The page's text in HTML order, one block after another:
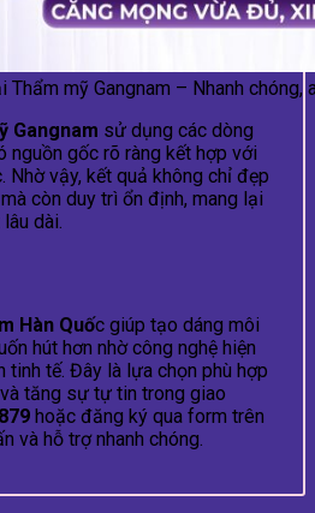
mỹ Gangnam – Nhanh chóng,
Gangnam sử dụng các dòng
nguồn gốc rõ ràng kết hợp với
Nhờ vậy, kết quả không chỉ đẹp
còn duy trì ổn định, mang lại
dài.
Hàn Quốc giúp tạo dáng môi
hút hơn nhờ công nghệ hiện
tinh tế. Đây là lựa chọn phù hợp
tăng sự tự tin trong giao
hoặc đăng ký qua form trên
và hỗ trợ nhanh chóng.